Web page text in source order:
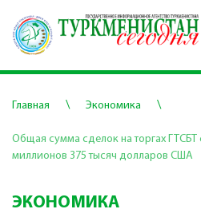
Главная \ Экономика \
Общая сумма сделок на торгах ГТСБТ
миллионов 375 тысяч долларов США
ЭКОНОМИКА